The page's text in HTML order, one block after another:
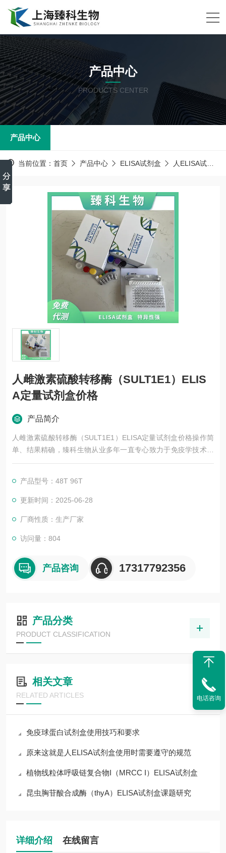
产品中心
PRODUCTS CENTER
产品中心
当前位置： 首页 产品中心 ELISA试剂盒 人ELISA试剂盒
人雌激素硫酸转移酶（SULT1E1）ELIS
A定量试剂盒价格
产品简介
人雌激素硫酸转移酶（SULT1E1）ELISA定量试剂盒价格操作简
单、结果精确，臻科生物从业多年一直专心致力于免疫学技术的
积累与发展，以其优质的产品质量与专业的技术服务，赢得业内
保持良好的合作关系，共同努力合作共赢。
产品型号：48T 96T
更新时间：2025-06-28
厂商性质：生产厂家
访问量：804
产品咨询 17317792356
产品分类
PRODUCT CLASSIFICATION
相关文章
RELATED ARTICLES
免疫球蛋白试剂盒使用技巧和要求
原来这就是人ELISA试剂盒使用时需要遵守的规范
植物线粒体呼吸链复合物I（MRCC I）ELISA试剂盒
昆虫胸苷酸合成酶（thyA）ELISA试剂盒课题研究
详细介绍 在线留言
电话咨询